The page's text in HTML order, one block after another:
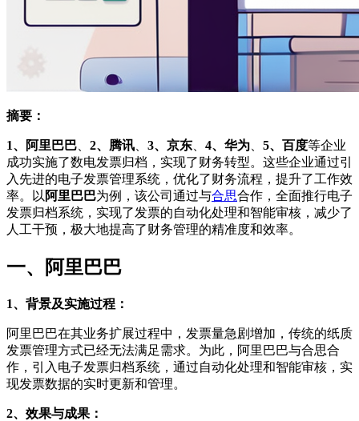
摘要：
1、阿里巴巴 2、腾讯 3、京东 4、华为 5、百度等企业
成功实施了数电发票归档，实现了财务转型。这些企业通过引
入先进的电子发票管理系统，优化了财务流程，提升了工作效
率。以 阿里巴巴为例，该公司通过与合思合作，全面推行电子
发票归档系统，实现了发票的自动化处理和智能审核，减少了
人工干预，极大地提高了财务管理的精准度和效率。
一、阿里巴巴
1、背景及实施过程：
阿里巴巴在其业务扩展过程中，发票量急剧增加，传统的纸质
发票管理方式已经无法满足需求。为此，阿里巴巴与合思合
作，引入电子发票归档系统，通过自动化处理和智能审核，实
现发票数据的实时更新和管理。
2、效果与成果：